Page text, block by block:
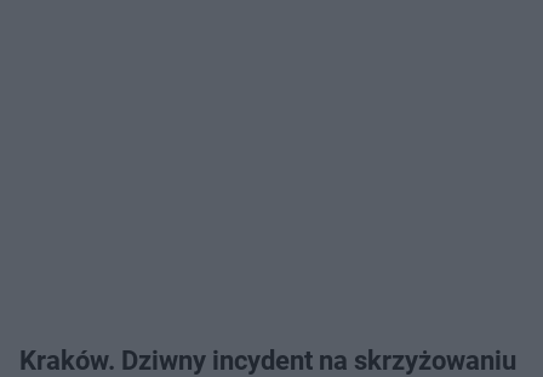
Kraków. Dziwny incydent na skrzyżowaniu